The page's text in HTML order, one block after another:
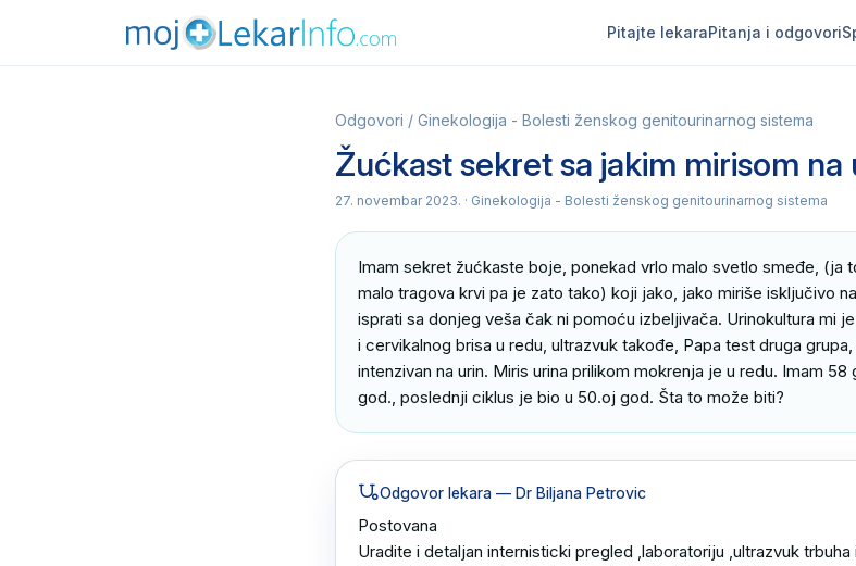
Pitajte lekaraPitanja i odgovori
Odgovori / Ginekologija - Bolesti ženskog genitourinarnog sistema
Žućkast sekret sa jakim mirisom na
27. novembar 2023. · Ginekologija - Bolesti ženskog genitourinarnog sistema
Imam sekret žućkaste boje, ponekad vrlo malo svetlo smeđe, (ja
malo tragova krvi pa je zato tako) koji jako, jako miriše isključivo
isprati sa donjeg veša čak ni pomoću izbeljivača. Urinokultura mi
i cervikalnog brisa u redu, ultrazvuk takođe, Papa test druga
intenzivan na urin. Miris urina prilikom mokrenja je u redu. Imam 58
god., poslednji ciklus je bio u 50.oj god. Šta to može biti?
Odgovor lekara — Dr Biljana Petrovic
Postovana
Uradite i detaljan internisticki pregled ,laboratoriju ,ultrazvuk